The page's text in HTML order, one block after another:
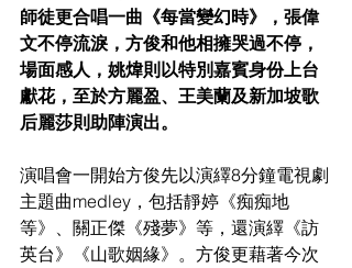
師徒更合唱一曲《每當變幻時》，張偉
文不停流淚，方俊和他相擁哭過不停，
場面感人，姚煒則以特別嘉賓身份上台
獻花，至於方麗盈、王美蘭及新加坡歌
后麗莎則助陣演出。
演唱會一開始方俊先以演繹8分鐘電視劇
主題曲medley，包括靜婷《痴痴地
等》、關正傑《殘夢》等，還演繹《訪
英台》《山歌姻緣》。方俊更藉著今次